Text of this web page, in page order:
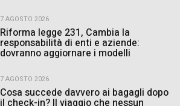
7 AGOSTO 2026
Riforma legge 231, Cambia la
responsabilità di enti e aziende:
dovranno aggiornare i modelli
7 AGOSTO 2026
Cosa succede davvero ai bagagli dopo